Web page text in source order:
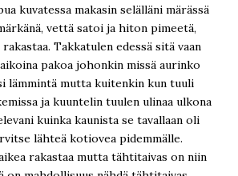
kuvatessa makasin selälläni märässä
vettä satoi ja hiton pimeetä,
rakastaa. Takkatulen edessä sitä vaan
pakoa johonkin missä aurinko
lämmintä mutta kuitenkin kun tuuli
ja kuuntelin tuulen ulinaa ulkona
kuinka kaunista se tavallaan oli
lähteä kotiovea pidemmälle.
rakastaa mutta tähtitaivas on niin